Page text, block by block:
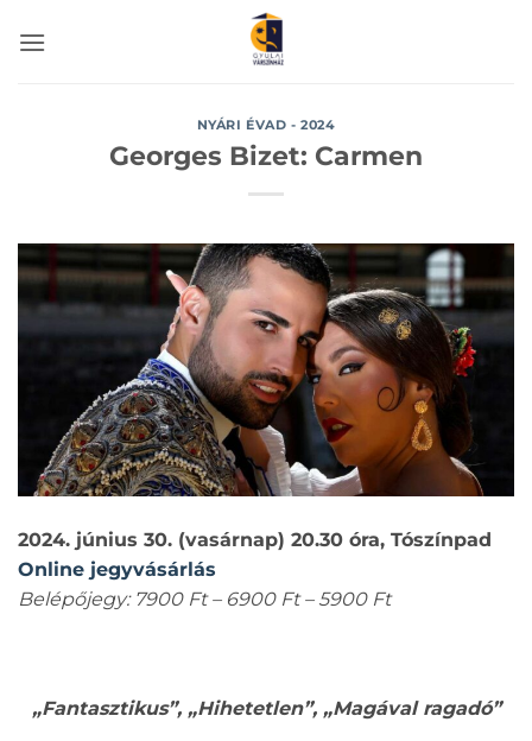
NYÁRI ÉVAD - 2024
Georges Bizet: Carmen
2024. június 30. (vasárnap) 20.30 óra, Tószínpad
Online jegyvásárlás
Belépőjegy: 7900 Ft – 6900 Ft – 5900 Ft
„Fantasztikus”, „Hihetetlen”, „Magával ragadó”